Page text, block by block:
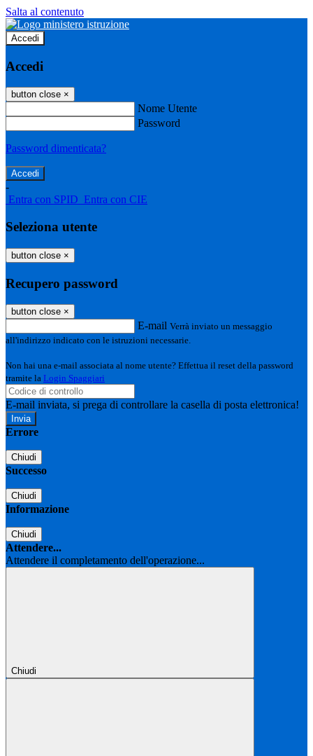
Salta al contenuto
Accedi
Accedi
button close ×
Nome Utente
Password
Password dimenticata?
-
Entra con SPID Entra con CIE
Seleziona utente
button close ×
Recupero password
button close ×
E-mail Verrà inviato un messaggio
all'indirizzo indicato con le istruzioni necessarie.
Non hai una e-mail associata al nome utente? Effettua il reset della password
tramite la Login Spaggiari
E-mail inviata, si prega di controllare la casella di posta elettronica!
Errore
Chiudi
Successo
Chiudi
Informazione
Chiudi
Attendere...
Attendere il completamento dell'operazione...
Chiudi